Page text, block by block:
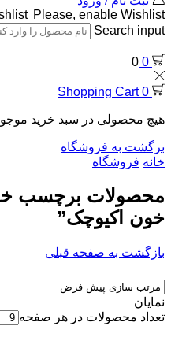
Please, enable Wishlist.
Search input
0
0
0
Shopping Cart
هیچ محصولی در سبد خرید
برگشت به فروشگاه
خانه فروشگاه
محصولات برچسب
خون اکیوچک”
بازگشت به صفحه قبلی
نمایان
تعداد محصولات در هر صفحه